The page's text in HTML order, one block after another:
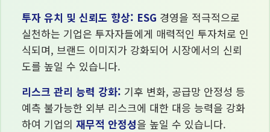
투자 유치 및 신뢰도 향상: ESG 경영을 적극적으로
실천하는 기업은 투자자들에게 매력적인 투자처로 인
식되며, 브랜드 이미지가 강화되어 시장에서의 신뢰
도를 높일 수 있습니다.
리스크 관리 능력 강화: 기후 변화, 공급망 안정성 등
예측 불가능한 외부 리스크에 대한 대응 능력을 강화
하여 기업의 재무적 안정성을 높일 수 있습니다.